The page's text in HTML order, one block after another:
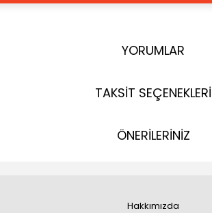
YORUMLAR
TAKSİT SEÇENEKLERİ
ÖNERİLERİNİZ
Hakkımızda